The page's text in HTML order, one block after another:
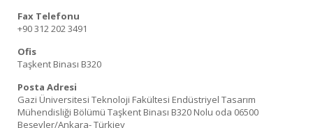
Fax Telefonu
+90 312 202 3491
Ofis
Taşkent Binası B320
Posta Adresi
Gazi Üniversitesi Teknoloji Fakültesi Endüstriyel Tasarım
Mühendisliği Bölümü Taşkent Binası B320 Nolu oda 06500
Beşevler/Ankara- Türkiey